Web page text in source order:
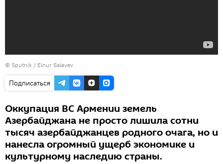
© Sputnik / Elnur Salayev
Подписаться
Оккупация ВС Армении земель
Азербайджана не просто лишила сотни
тысяч азербайджанцев родного очага, но и
нанесла огромный ущерб экономике и
культурному наследию страны.